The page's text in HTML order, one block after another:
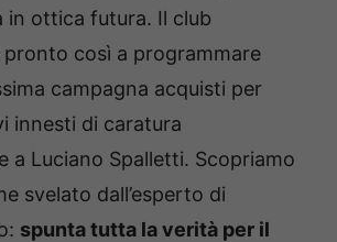
in ottica futura. Il club
così a programmare
campagna acquisti per
innesti di caratura
a Luciano Spalletti. Scopriamo
svelato dall’esperto di
spunta tutta la verità per il